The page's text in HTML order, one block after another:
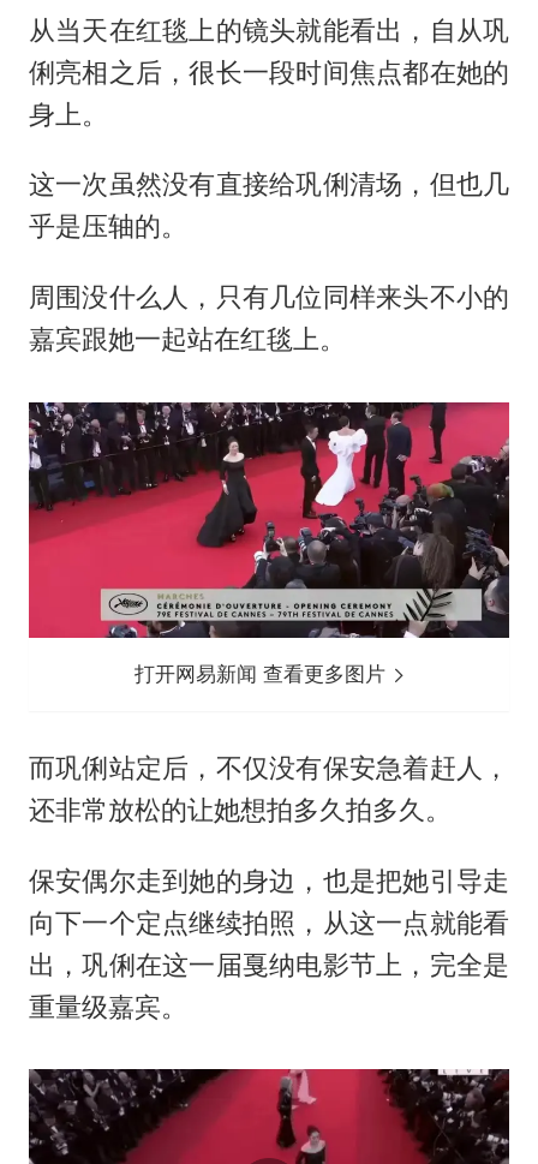
从当天在红毯上的镜头就能看出，自从巩
俐亮相之后，很长一段时间焦点都在她的
身上。
这一次虽然没有直接给巩俐清场，但也几
乎是压轴的。
周围没什么人，只有几位同样来头不小的
嘉宾跟她一起站在红毯上。
打开网易新闻 查看更多图片
而巩俐站定后，不仅没有保安急着赶人，
还非常放松的让她想拍多久拍多久。
保安偶尔走到她的身边，也是把她引导走
向下一个定点继续拍照，从这一点就能看
出，巩俐在这一届戛纳电影节上，完全是
重量级嘉宾。